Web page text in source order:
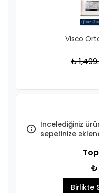
Visco
₺
İncelediğiniz
sepetinize
₺
Birlikte